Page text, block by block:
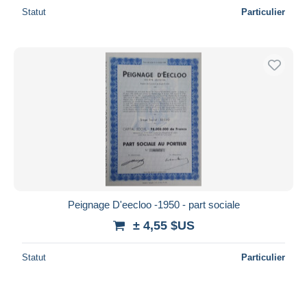
Statut Particulier
Peignage D'eecloo -1950 - part sociale
± 4,55 $US
Statut Particulier